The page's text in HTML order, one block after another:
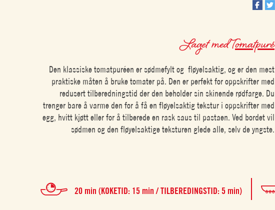
Laget medTomatpuré
Den klassiske tomatpuréen er sødmefylt og fløyelsaktig, og er den mest
praktiske måten å bruke tomater på. Den er perfekt for oppskrifter med
redusert tilberedningstid der den beholder sin skinende rødfarge. Du
trenger bare å varme den for å få en fløyelsaktig tekstur i oppskrifter med
egg, hvitt kjøtt eller for å tilberede en rask saus til pastaen. Ved bordet vil
sødmen og den fløyelsaktige teksturen glede alle, selv de yngste.
20 min (KOKETID: 15 min / TILBEREDINGSTID: 5 min)